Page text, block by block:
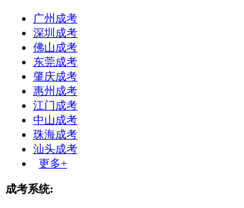
广州成考
深圳成考
佛山成考
东莞成考
肇庆成考
惠州成考
江门成考
中山成考
珠海成考
汕头成考
更多+
成考系统: